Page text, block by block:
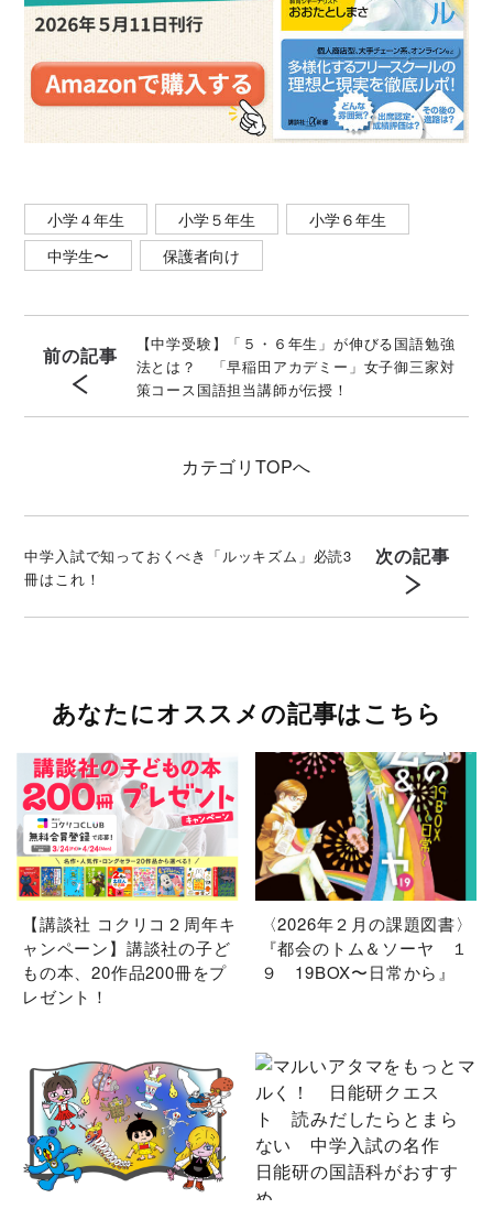
小学４年生 小学５年生
小学６年生
中学生〜
保護者向け
前の記事
【中学受験】「５・６年生」が伸びる国語勉強
法とは？ 「早稲田アカデミー」女子御三家対
策コース国語担当講師が伝授！
カテゴリ TOPへ
中学入試で知っておくべき「ルッキズム」必読3
冊はこれ！
次の記事
あなたにオススメの記事はこちら
【講談社 コクリコ２周年キ
ャンペーン】講談社の子ど
もの本、20作品200冊をプ
レゼント！
〈2026年２月の課題図書〉
『都会のトム＆ソーヤ １
９ 19BOX〜日常から』